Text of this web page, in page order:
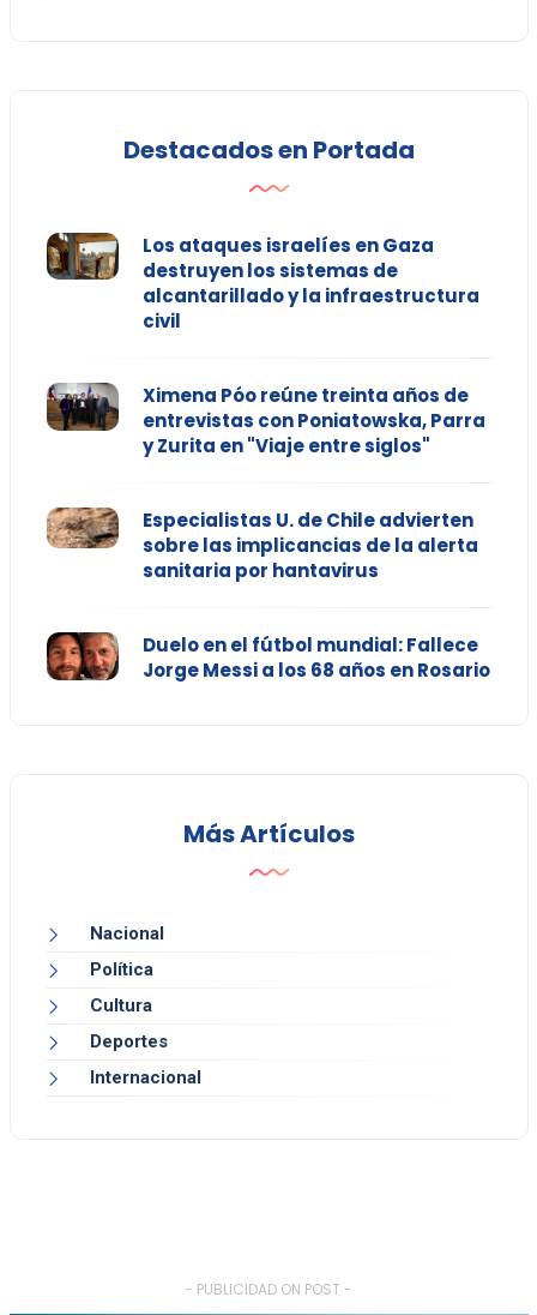
Destacados en Portada
Los ataques israelíes en Gaza
destruyen los sistemas de
alcantarillado y la infraestructura
civil
Ximena Póo reúne treinta años de
entrevistas con Poniatowska, Parra
y Zurita en "Viaje entre siglos"
Especialistas U. de Chile advierten
sobre las implicancias de la alerta
sanitaria por hantavirus
Duelo en el fútbol mundial: Fallece
Jorge Messi a los 68 años en Rosario
Más Artículos
Nacional
Política
Cultura
Deportes
Internacional
- PUBLICIDAD ON POST -